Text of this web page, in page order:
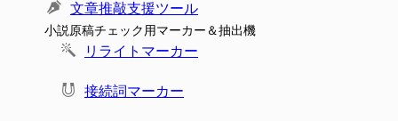
文章推敲支援ツール
小説原稿チェック用マーカー＆抽出機
リライトマーカー
接続詞マーカー